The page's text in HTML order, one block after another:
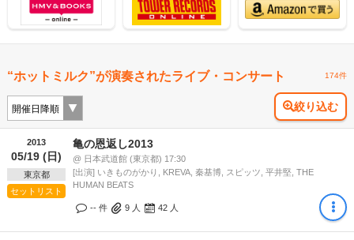
“ホットミルク”が演奏されたライブ・コンサート 174件
絞り込む
2013
05/19 (日)
東京都
セットリスト
亀の恩返し2013
@ 日本武道館 (東京都) 17:30
[出演] いきものがかり, KREVA, 秦基博, スピッツ, 平井堅, THE
HUMAN BEATS
-- 件 9 人 42 人